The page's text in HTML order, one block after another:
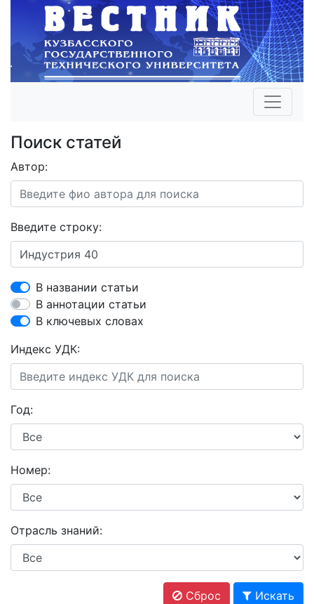
Поиск статей
Автор:
Введите строку:
В названии статьи
В аннотации статьи
В ключевых словах
Индекс УДК:
Год:
Номер:
Отрасль знаний:
Сброс Искать